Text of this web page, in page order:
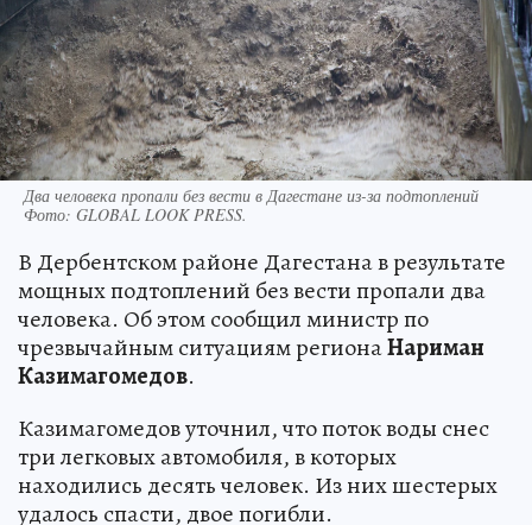
Два человека пропали без вести в Дагестане из-за подтоплений
Фото: GLOBAL LOOK PRESS.
В Дербентском районе Дагестана в результате
мощных подтоплений без вести пропали два
человека. Об этом сообщил министр по
чрезвычайным ситуациям регионаНариман
Казимагомедов.
Казимагомедов уточнил, что поток воды снес
три легковых автомобиля, в которых
находились десять человек. Из них шестерых
удалось спасти, двое погибли.